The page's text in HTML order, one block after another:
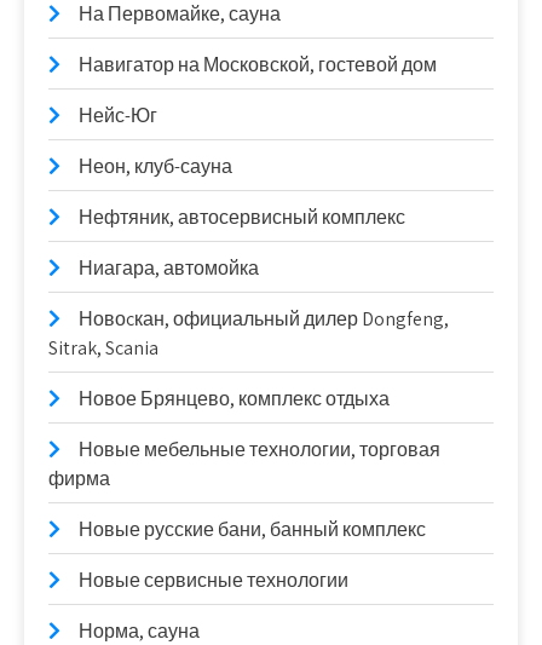
На Первомайке, сауна
Навигатор на Московской, гостевой дом
Нейс-Юг
Неон, клуб-сауна
Нефтяник, автосервисный комплекс
Ниагара, автомойка
Новоcкан, официальный дилер Dongfeng,
Sitrak, Scania
Новое Брянцево, комплекс отдыха
Новые мебельные технологии, торговая
фирма
Новые русские бани, банный комплекс
Новые сервисные технологии
Норма, сауна